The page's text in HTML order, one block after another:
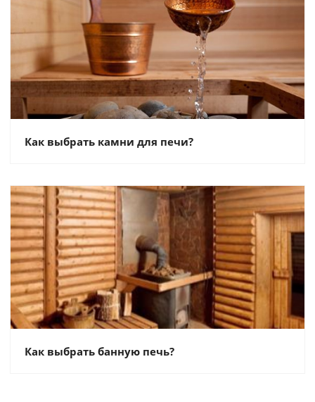
Как выбрать камни для печи?
Как выбрать банную печь?